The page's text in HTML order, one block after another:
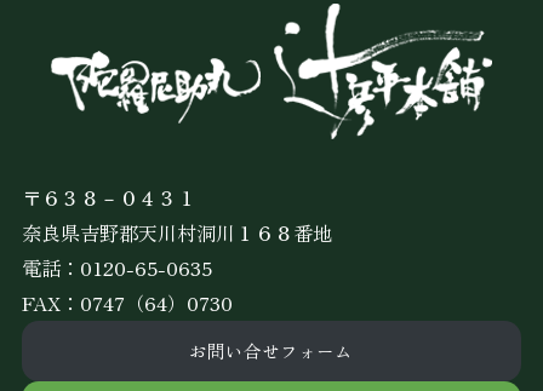
〒６３８－０４３１
奈良県吉野郡天川村洞川１６８番地
電話： 0120-65-0635
FAX：0747（64）0730
お問い合せフォーム